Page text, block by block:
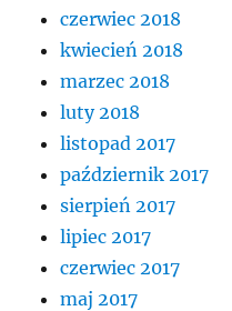
czerwiec 2018
kwiecień 2018
marzec 2018
luty 2018
listopad 2017
październik 2017
sierpień 2017
lipiec 2017
czerwiec 2017
maj 2017